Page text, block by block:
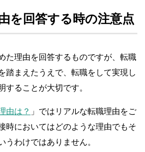
を回答する時の注意点
た理由を回答するものですが、転職
踏まえたうえで、転職をして実現し
することが大切です。
由は？ 」ではリアルな転職理由をご
時においてはどのような理由でもそ
うわけではありません。